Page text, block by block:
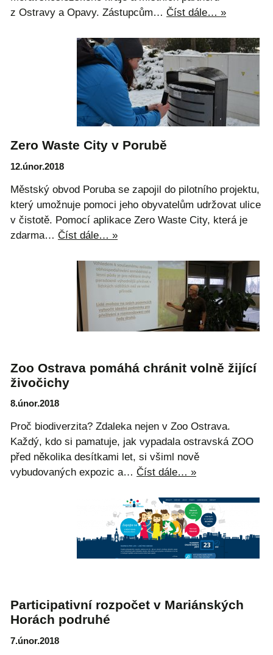
z Ostravy a Opavy. Zástupcům… Číst dále… »
Zero Waste City v Porubě
12.únor.2018
Městský obvod Poruba se zapojil do pilotního projektu,
který umožnuje pomoci jeho obyvatelům udržovat ulice
v čistotě. Pomocí aplikace Zero Waste City, která je
zdarma… Číst dále… »
Zoo Ostrava pomáhá chránit volně žijící
živočichy
8.únor.2018
Proč biodiverzita? Zdaleka nejen v Zoo Ostrava.
Každý, kdo si pamatuje, jak vypadala ostravská ZOO
před několika desítkami let, si všiml nově
vybudovaných expozic a… Číst dále… »
Participativní rozpočet v Mariánských
Horách podruhé
7.únor.2018